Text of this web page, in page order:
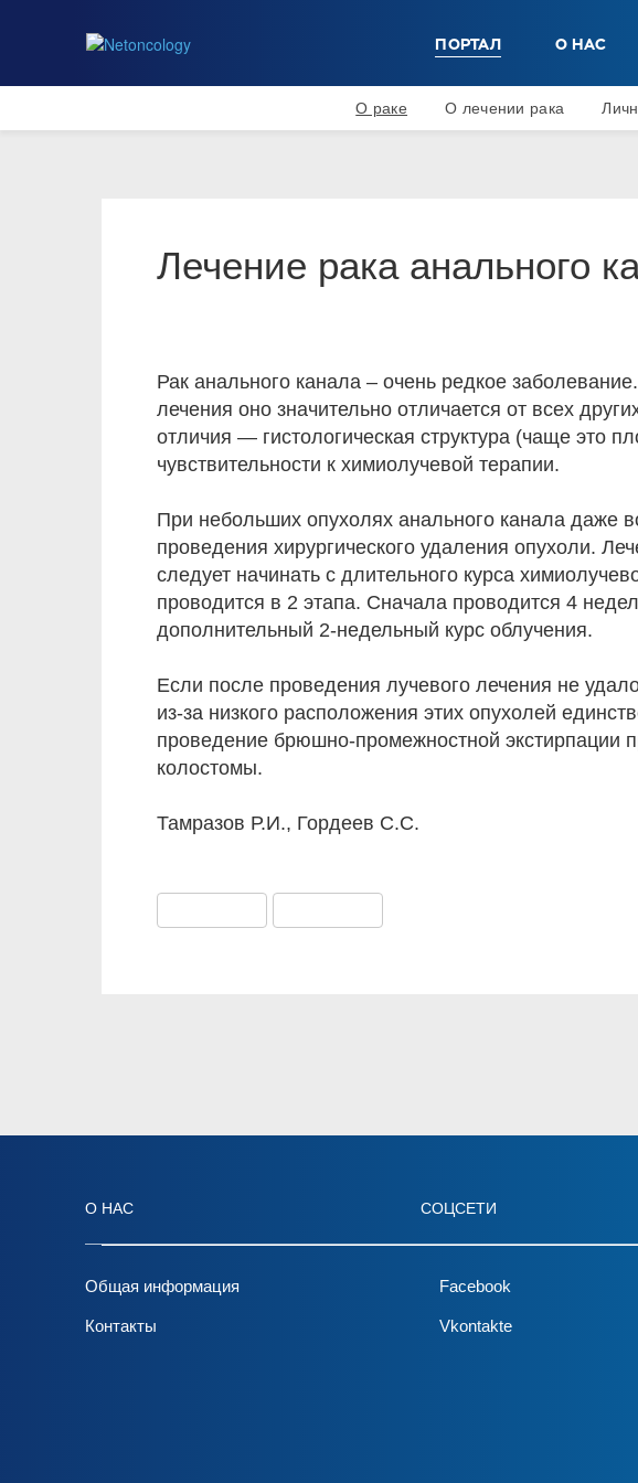
ПОРТАЛ О НАС
О раке О лечении рака
Лечение рака анального
Рак анального канала – очень редкое
лечения оно значительно отличается от всех
отличия — гистологическая структура (чаще это
чувствительности к химиолучевой терапии.
При небольших опухолях анального канала даже
проведения хирургического удаления опухоли.
следует начинать с длительного курса
проводится в 2 этапа. Сначала проводится 4
дополнительный 2-недельный курс облучения.
Если после проведения лучевого лечения не
из-за низкого расположения этих опухолей
проведение брюшно-промежностной экстирпации
колостомы.
Тамразов Р.И., Гордеев С.С.
О НАС
Общая информация
Контакты
СОЦСЕТИ
Facebook
Vkontakte